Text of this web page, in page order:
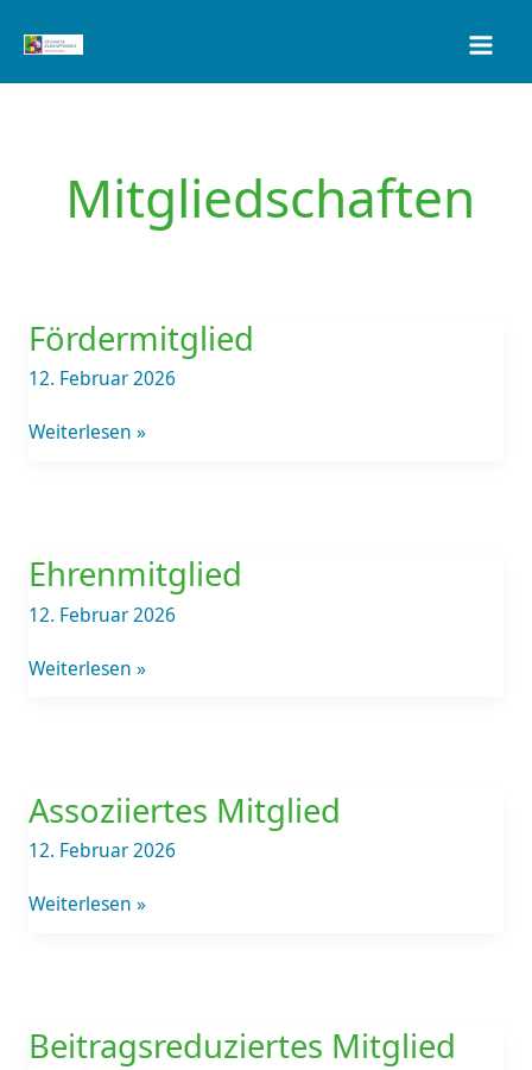
Inhalt
Mitgliedschaften
Fördermitglied
12. Februar 2026
Weiterlesen »
Ehrenmitglied
12. Februar 2026
Weiterlesen »
Assoziiertes Mitglied
12. Februar 2026
Mitglied
Weiterlesen »
Beitragsreduziertes Mitglied
Mitglied